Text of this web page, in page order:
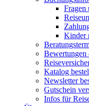
Fragen
Kinder
Bewertungen
Katalog
Newsletter
Gutschein
Infos für